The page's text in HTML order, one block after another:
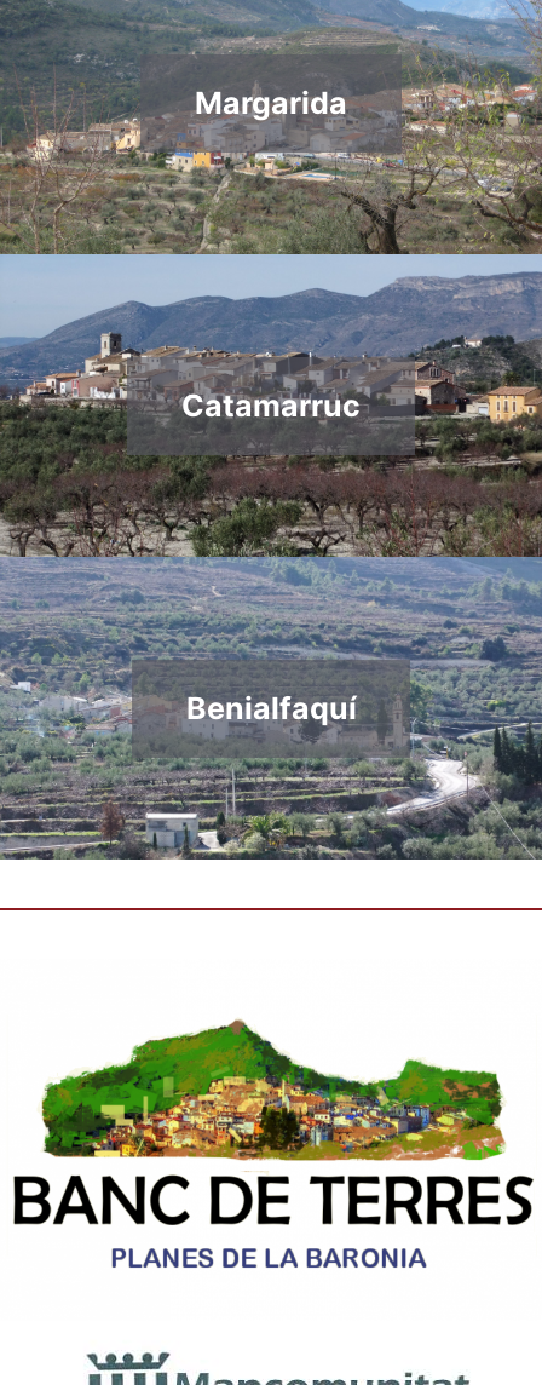
Margarida
Catamarruc
Benialfaquí